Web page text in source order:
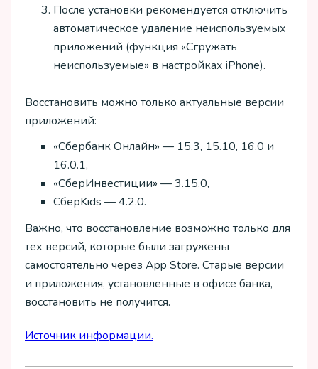
После установки рекомендуется отключить
автоматическое удаление неиспользуемых
приложений (функция «Сгружать
неиспользуемые» в настройках iPhone).
Восстановить можно только актуальные версии
приложений:
«Сбербанк Онлайн» — 15.3, 15.10, 16.0 и
16.0.1,
«СберИнвестиции» — 3.15.0,
СберKids — 4.2.0.
Важно, что восстановление возможно только для
тех версий, которые были загружены
самостоятельно через App Store. Старые версии
и приложения, установленные в офисе банка,
восстановить не получится.
Источник информации.